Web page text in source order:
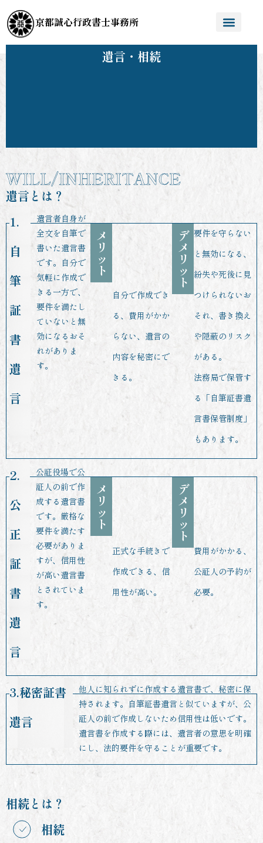
京都誠心行政書士事務所
遺言・相続
WILL/INHERITANCE
遺言とは？
1.
自
筆
証
書
遺
言
遺言者自身が
全文を自筆で
書いた遺言書
です。自分で
気軽に作成で
きる一方で、
要件を満たし
ていないと無
効になるおそ
れがありま
す。
メ
リ
ッ
ト
自分で作成でき
る、費用がかか
らない、遺言の
内容を秘密にで
きる。
デ
メ
リ
ッ
ト
要件を守らない
と無効になる、
紛失や死後に見
つけられないお
それ、書き換え
や隠蔽のリスク
がある。
法務局で保管す
る「自筆証書遺
言書保管制度」
もあります。
2.
公
正
証
書
遺
言
公証役場で公
証人の前で作
成する遺言書
です。厳格な
要件を満たす
必要がありま
すが、信用性
が高い遺言書
とされていま
す。
メ
リ
ッ
ト
正式な手続きで
作成できる、信
用性が高い。
デ
メ
リ
ッ
ト
費用がかかる、
公証人の予約が
必要。
3.秘密証書
遺言
他人に知られずに作成する遺言書で、秘密に保
持されます。自筆証書遺言と似ていますが、公
証人の前で作成しないため信用性は低いです。
遺言書を作成する際には、遺言者の意思を明確
にし、法的要件を守ることが重要です。
相続とは？
相続